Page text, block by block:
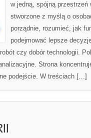
w jedną, spójną przestrzeń
stworzone z myślą o
porządnie, rozumieć, jak
podejmować lepsze
czy dobór technologii.
Strona
podejście. W treściach […]